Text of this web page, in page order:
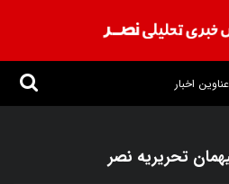
عناوین اخبار
تحریریه نصر